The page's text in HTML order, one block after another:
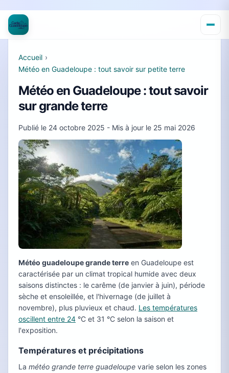
Accueil ›
Météo en Guadeloupe : tout savoir sur petite terre
Météo en Guadeloupe : tout savoir
sur grande terre
Publié le 24 octobre 2025 - Mis à jour le 25 mai 2026
Météo guadeloupe grande terre en Guadeloupe est
caractérisée par un climat tropical humide avec deux
saisons distinctes : le carême (de janvier à juin), période
sèche et ensoleillée, et l'hivernage (de juillet à
novembre), plus pluvieux et chaud. Les températures
oscillent entre 24 °C et 31 °C selon la saison et
l'exposition.
Températures et précipitations
La météo grande terre guadeloupe varie selon les zones